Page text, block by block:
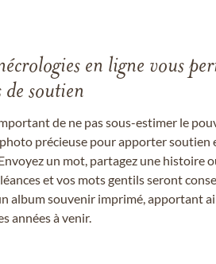
en ligne vous
de soutien
de ne pas sous-estimer le
précieuse pour apporter soutien
un mot, partagez une histoire
et vos mots gentils seront
album souvenir imprimé, apportant
années à venir.